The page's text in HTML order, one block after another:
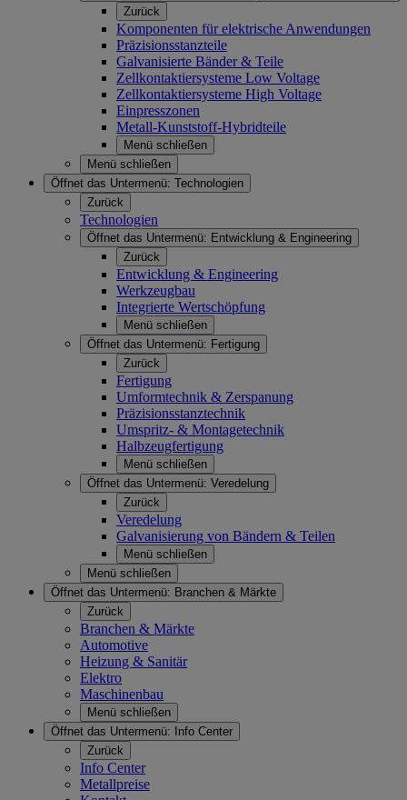
Zurück
Komponenten für elektrische Anwendungen
Präzisionsstanzteile
Galvanisierte Bänder & Teile
Zellkontaktiersysteme Low Voltage
Zellkontaktiersysteme High Voltage
Einpresszonen
Metall-Kunststoff-Hybridteile
Menü schließen
Menü schließen
Öffnet das Untermenü: Technologien
Zurück
Technologien
Öffnet das Untermenü: Entwicklung & Engineering
Zurück
Entwicklung & Engineering
Werkzeugbau
Integrierte Wertschöpfung
Menü schließen
Öffnet das Untermenü: Fertigung
Zurück
Fertigung
Umformtechnik & Zerspanung
Präzisionsstanztechnik
Umspritz- & Montagetechnik
Halbzeugfertigung
Menü schließen
Öffnet das Untermenü: Veredelung
Zurück
Veredelung
Galvanisierung von Bändern & Teilen
Menü schließen
Menü schließen
Öffnet das Untermenü: Branchen & Märkte
Zurück
Branchen & Märkte
Automotive
Heizung & Sanitär
Elektro
Maschinenbau
Menü schließen
Öffnet das Untermenü:
Info Center
Zurück
Info Center
Metallpreise